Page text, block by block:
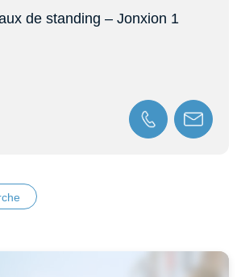
de standing – Jonxion 1